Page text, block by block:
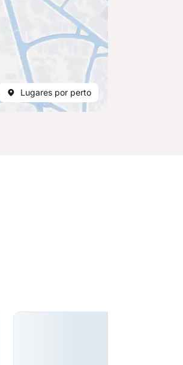
Lugares por perto